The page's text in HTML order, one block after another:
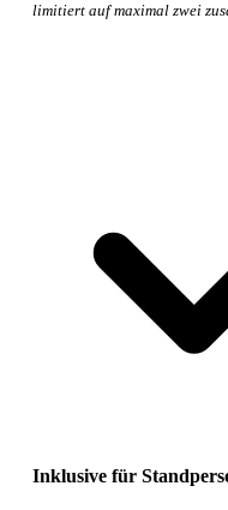
limitiert auf maximal zwei
Inklusive für